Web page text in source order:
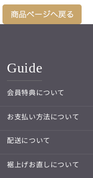
Guide
会員特典について
お支払い方法について
配送について
裾上げお直しについて